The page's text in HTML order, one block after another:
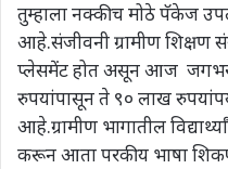
तुम्हाला नक्कीच मोठे पॅकेज
आहे.संजीवनी ग्रामीण शिक्षण
प्लेसमेंट होत असून आज
रुपयांपासून ते ९० लाख
आहे.ग्रामीण भागातील
करून आता परकीय भाषा